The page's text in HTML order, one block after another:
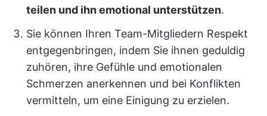
teilen und ihn emotional unterstützen.
Sie können Ihren Team-Mitgliedern Respekt
entgegenbringen, indem Sie ihnen geduldig
zuhören, ihre Gefühle und emotionalen
Schmerzen anerkennen und bei Konflikten
vermitteln, um eine Einigung zu erzielen.